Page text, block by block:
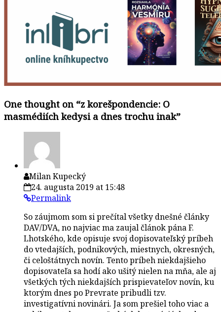
One thought on “z korešpondencie: O
masmédiích kedysi a dnes trochu inak”
Milan Kupecký
24. augusta 2019 at 15:48
Permalink
So záujmom som si prečítal všetky dnešné články
DAV/DVA, no najviac ma zaujal článok pána F.
Lhotského, kde opisuje svoj dopisovateľský príbeh
do vtedajších, podnikových, miestnych, okresných,
či celoštátnych novín. Tento príbeh niekdajšieho
dopisovateľa sa hodí ako ušitý nielen na mňa, ale aj
všetkých tých niekdajších prispievateľov novín, ku
ktorým dnes po Prevrate pribudli tzv.
investigatívni novinári. Ja som prešiel toho viac a